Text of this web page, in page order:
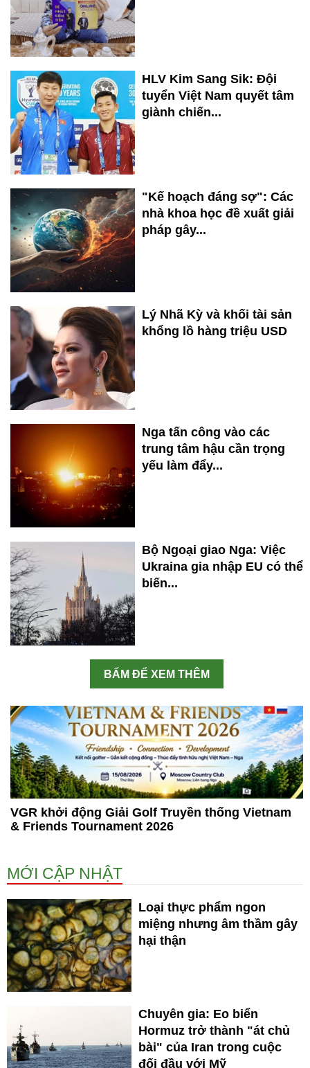
HLV Kim Sang Sik: Đội
tuyển Việt Nam quyết tâm
giành chiến...
"Kế hoạch đáng sợ": Các
nhà khoa học đề xuất giải
pháp gây...
Lý Nhã Kỳ và khối tài sản
khổng lồ hàng triệu USD
Nga tấn công vào các
trung tâm hậu cần trọng
yếu làm đẩy...
Bộ Ngoại giao Nga: Việc
Ukraina gia nhập EU có thể
biến...
BẤM ĐỂ XEM THÊM
VGR khởi động Giải Golf Truyền thống Vietnam
& Friends Tournament 2026
MỚI CẬP NHẬT
Loại thực phẩm ngon
miệng nhưng âm thầm gây
hại thận
Chuyên gia: Eo biển
Hormuz trở thành "át chủ
bài" của Iran trong cuộc
đối đầu với Mỹ